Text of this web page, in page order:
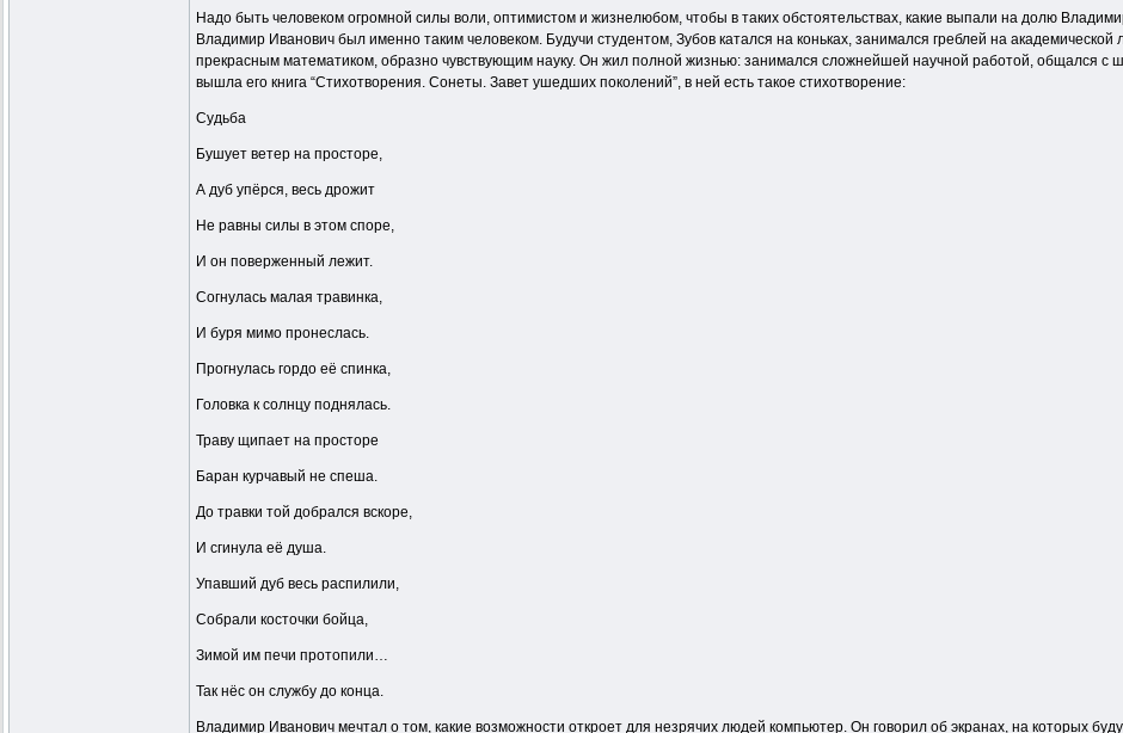
Надо быть человеком огромной силы воли, оптимистом и жизнелюбом, чтобы в таких обстоятельствах, какие выпали на долю
Владимир Иванович был именно таким человеком. Будучи студентом, Зубов катался на коньках, занимался греблей на
прекрасным математиком, образно чувствующим науку. Он жил полной жизнью: занимался сложнейшей научной работой, общался с
вышла его книга “Стихотворения. Сонеты. Завет ушедших поколений”, в ней есть такое стихотворение:
Судьба
Бушует ветер на просторе,
А дуб упёрся, весь дрожит
Не равны силы в этом споре,
И он поверженный лежит.
Согнулась малая травинка,
И буря мимо пронеслась.
Прогнулась гордо её спинка,
Головка к солнцу поднялась.
Траву щипает на просторе
Баран курчавый не спеша.
До травки той добрался вскоре,
И сгинула её душа.
Упавший дуб весь распилили,
Собрали косточки бойца,
Зимой им печи протопили…
Так нёс он службу до конца.
Владимир Иванович мечтал о том, какие возможности откроет для незрячих людей компьютер. Он говорил об экранах, на которых